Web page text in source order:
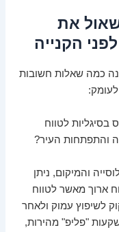
את
הקנייה
כמה שאלות חשובות
בסיגליות לטווח
והתפתחות העיר?
והמיקום, ניתן
ארוך מאשר לטווח
לשיפוץ עמוק ולאחר
"פליפ" מהירות,